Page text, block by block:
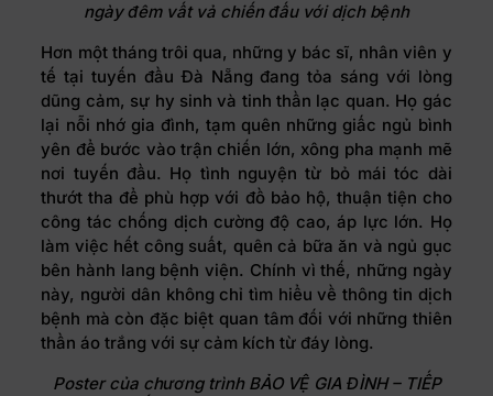
ngày đêm vất vả chiến đấu với dịch bệnh
Hơn một tháng trôi qua, những y bác sĩ, nhân viên y
tế tại tuyến đầu Đà Nẵng đang tỏa sáng với lòng
dũng cảm, sự hy sinh và tinh thần lạc quan. Họ gác
lại nỗi nhớ gia đình, tạm quên những giấc ngủ bình
yên để bước vào trận chiến lớn, xông pha mạnh mẽ
nơi tuyến đầu. Họ tình nguyện từ bỏ mái tóc dài
thướt tha để phù hợp với đồ bảo hộ, thuận tiện cho
công tác chống dịch cường độ cao, áp lực lớn. Họ
làm việc hết công suất, quên cả bữa ăn và ngủ gục
bên hành lang bệnh viện. Chính vì thế, những ngày
này, người dân không chỉ tìm hiểu về thông tin dịch
bệnh mà còn đặc biệt quan tâm đối với những thiên
thần áo trắng với sự cảm kích từ đáy lòng.
Poster của chương trình BẢO VỆ GIA ĐÌNH – TIẾP